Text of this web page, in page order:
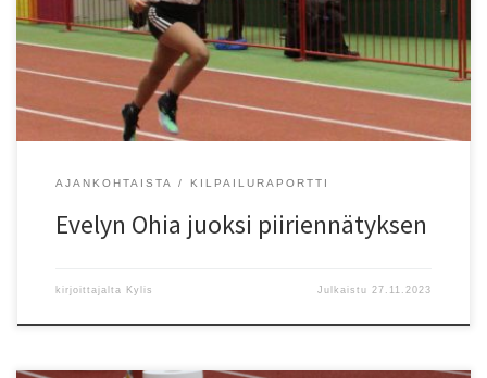
vuodelta 2009. Kemppinen juoksi myös tuulituloksen 8,38, jota
Ohia sivusi jo edellisen? viikonloppuna Liikuntamyllyssä OP-Junior
Gamesissa. Juha Kylänpää
AJANKOHTAISTA KILPAILURAPORTTI
Evelyn Ohia juoksi piiriennätyksen
kirjoittajalta Kylis Julkaistu27.11.2023